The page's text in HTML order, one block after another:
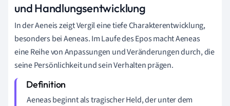
und Handlungsentwicklung
In der Aeneis zeigt Vergil eine tiefe Charakterentwicklung,
besonders bei Aeneas. Im Laufe des Epos macht Aeneas
eine Reihe von Anpassungen und Veränderungen durch, die
seine Persönlichkeit und sein Verhalten prägen.
Aeneas beginnt als tragischer Held, der unter dem